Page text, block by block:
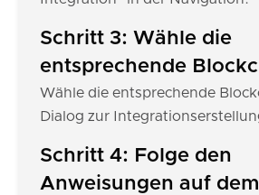
Schritt 3: Wähle die
entsprechende
Wähle die entsprechende
Dialog zur
Schritt 4: Folge den
Anweisungen auf dem